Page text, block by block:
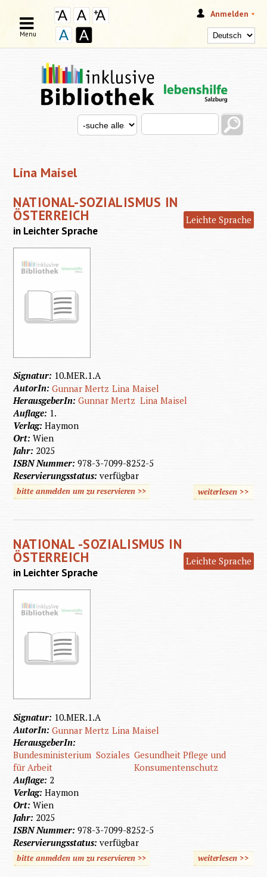
Anmelden
SUCHFORMULAR
Search this site
Search for
Menu
Lina Maisel
NATIONAL-SOZIALISMUS IN
ÖSTERREICH Leichte Sprache
in Leichter Sprache
Signatur: 10.MER.1.A
AutorIn:Gunnar Mertz Lina Maisel
HerausgeberIn:Gunnar Mertz Lina Maisel
Auflage: 1.
Verlag:Haymon
Ort:Wien
Jahr: 2025
ISBN Nummer:978-3-7099-8252-5
Reservierungsstatus:verfügbar
bitte anmelden um zu reservieren >> weiterlesen>>
NATIONAL -SOZIALISMUS IN
ÖSTERREICH Leichte Sprache
in Leichter Sprache
Signatur: 10.MER.1.A
AutorIn:Gunnar Mertz Lina Maisel
HerausgeberIn:
Bundesministerium
für Arbeit
Soziales Gesundheit Pflege und
Konsumentenschutz
Auflage: 2
Verlag:Haymon
Ort:Wien
Jahr: 2025
ISBN Nummer:978-3-7099-8252-5
Reservierungsstatus:verfügbar
bitte anmelden um zu reservieren >> weiterlesen>>